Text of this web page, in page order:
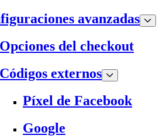
avanzadas
Opciones del checkout
Códigos externos
Píxel de Facebook
Google